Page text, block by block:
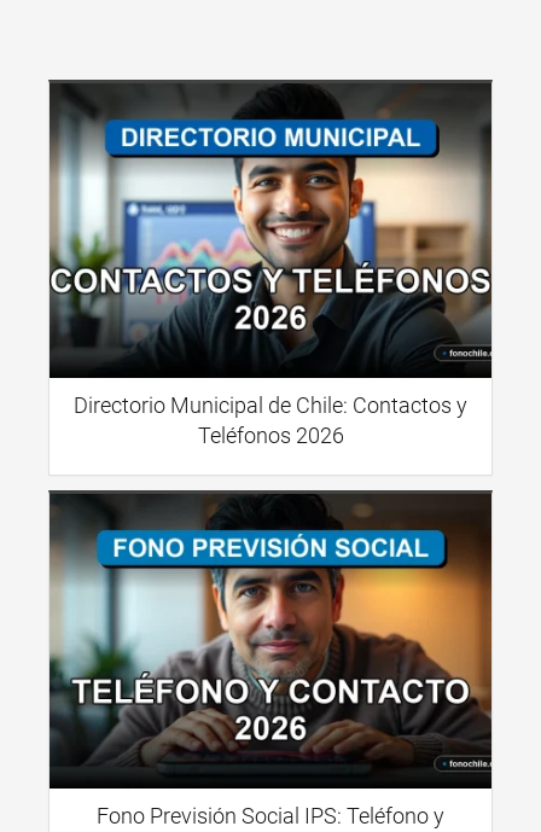
Directorio Municipal de Chile: Contactos y
Teléfonos 2026
Fono Previsión Social IPS: Teléfono y